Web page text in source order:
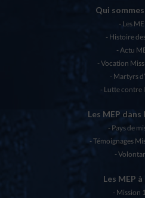
Qui
Les
Histoire
Actu
Vocation
Martyrs
Lutte contre
Les MEP
Pays de
Témoignages
Les MEP
Mission